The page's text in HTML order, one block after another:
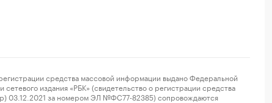
средства массовой информации выдано Федеральной
издания «РБК» (свидетельство о регистрации средства
03.12.2021 за номером ЭЛ №ФС77-82385) сопровождаются